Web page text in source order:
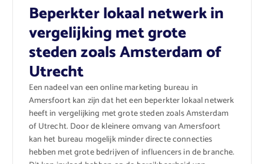
Beperkter lokaal netwerk in
vergelijking met grote
steden zoals Amsterdam of
Utrecht
Een nadeel van een online marketing bureau in
Amersfoort kan zijn dat het een beperkter lokaal netwerk
heeft in vergelijking met grote steden zoals Amsterdam
of Utrecht. Door de kleinere omvang van Amersfoort
kan het bureau mogelijk minder directe connecties
hebben met grote bedrijven of influencers in de branche.